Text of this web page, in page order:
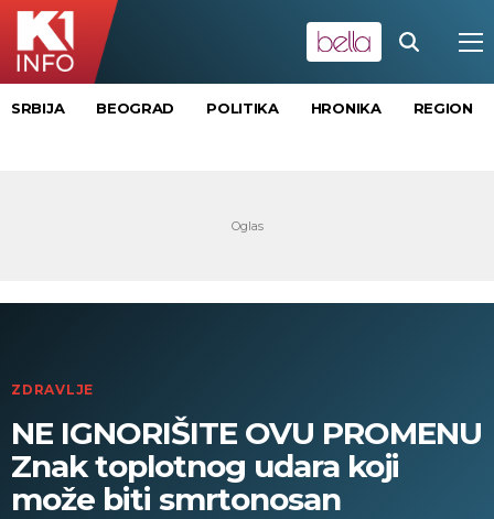
SRBIJA BEOGRAD POLITIKA HRONIKA REGION
ZDRAVLJE
NE IGNORIŠITE OVU PROMENU
Znak toplotnog udara koji
može biti smrtonosan